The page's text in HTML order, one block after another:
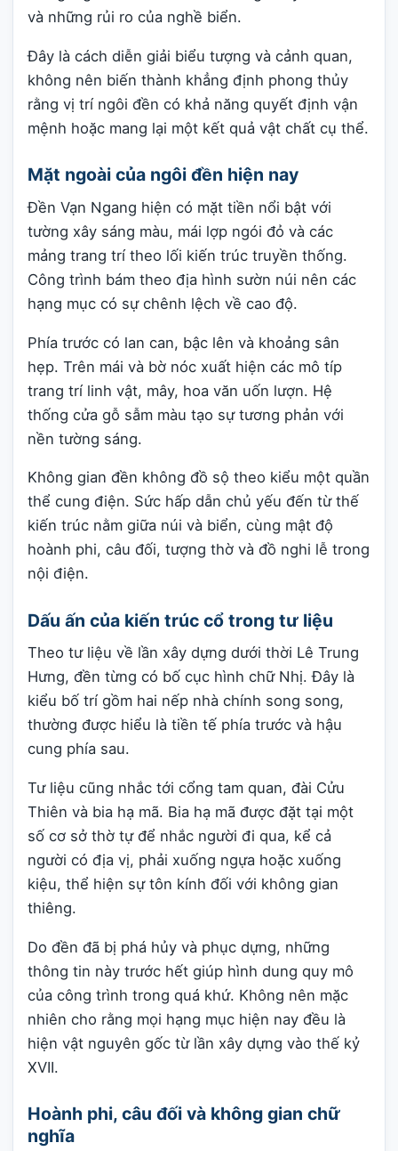
và những rủi ro của nghề biển.
Đây là cách diễn giải biểu tượng và cảnh quan,
không nên biến thành khẳng định phong thủy
rằng vị trí ngôi đền có khả năng quyết định vận
mệnh hoặc mang lại một kết quả vật chất cụ thể.
Mặt ngoài của ngôi đền hiện nay
Đền Vạn Ngang hiện có mặt tiền nổi bật với
tường xây sáng màu, mái lợp ngói đỏ và các
mảng trang trí theo lối kiến trúc truyền thống.
Công trình bám theo địa hình sườn núi nên các
hạng mục có sự chênh lệch về cao độ.
Phía trước có lan can, bậc lên và khoảng sân
hẹp. Trên mái và bờ nóc xuất hiện các mô típ
trang trí linh vật, mây, hoa văn uốn lượn. Hệ
thống cửa gỗ sẫm màu tạo sự tương phản với
nền tường sáng.
Không gian đền không đồ sộ theo kiểu một quần
thể cung điện. Sức hấp dẫn chủ yếu đến từ thế
kiến trúc nằm giữa núi và biển, cùng mật độ
hoành phi, câu đối, tượng thờ và đồ nghi lễ trong
nội điện.
Dấu ấn của kiến trúc cổ trong tư liệu
Theo tư liệu về lần xây dựng dưới thời Lê Trung
Hưng, đền từng có bố cục hình chữ Nhị. Đây là
kiểu bố trí gồm hai nếp nhà chính song song,
thường được hiểu là tiền tế phía trước và hậu
cung phía sau.
Tư liệu cũng nhắc tới cổng tam quan, đài Cửu
Thiên và bia hạ mã. Bia hạ mã được đặt tại một
số cơ sở thờ tự để nhắc người đi qua, kể cả
người có địa vị, phải xuống ngựa hoặc xuống
kiệu, thể hiện sự tôn kính đối với không gian
thiêng.
Do đền đã bị phá hủy và phục dựng, những
thông tin này trước hết giúp hình dung quy mô
của công trình trong quá khứ. Không nên mặc
nhiên cho rằng mọi hạng mục hiện nay đều là
hiện vật nguyên gốc từ lần xây dựng vào thế kỷ
XVII.
Hoành phi, câu đối và không gian chữ
nghĩa